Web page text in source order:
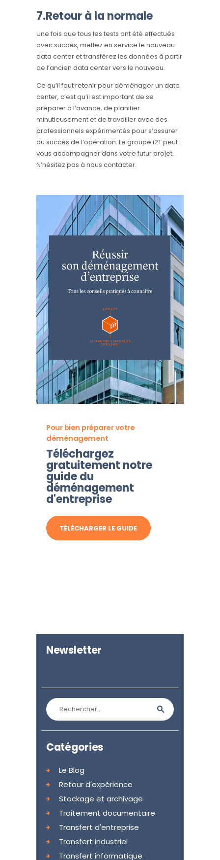
7.Retour à la normale
Une fois que tous les tests ont été effectués
avec succès, mettez en service le nouveau
data center et transférez les données à partir
de l’ancien data center vers le nouveau.
Ce qu’il faut retenir pour déménager un data
center, c’est qu’il est important de se
préparer à l’avance, de planifier
minutieusement et de travailler avec des
professionnels expérimentés pour s’assurer
du succès de l’opération. Le groupe i2T peut
vous accompagner dans votre futur projet.
N’hésitez pas à nous contacter.
Pour bien préparer votre
déménagement
Téléchargez
gratuitement notre
guide du
déménagement
d'entreprise
TÉLÉCHARGER LE GUIDE
Newsletter
Rechercher :
Catégories
Le Blog
Retour d'expérience
Stockage et archivage
Traitement documentaire
Transfert d'entreprise
Transfert industriel
Transfert informatique